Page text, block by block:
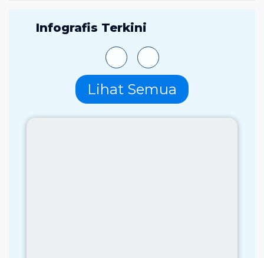
Infografis Terkini
Lihat Semua